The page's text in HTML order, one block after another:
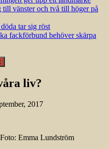
till vänster och två till höger på
tar sig röst
fackförbund behöver skärpa
liv?
2017
Emma Lundström